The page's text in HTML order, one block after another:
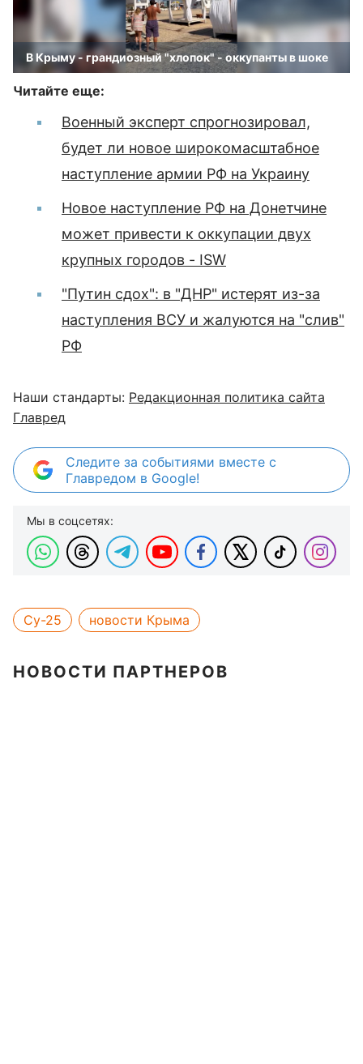
В Крыму - грандиозный "хлопок" - оккупанты в шоке
Читайте еще:
Военный эксперт спрогнозировал,
будет ли новое широкомасштабное
наступление армии РФ на Украину
Новое наступление РФ на Донетчине
может привести к оккупации двух
крупных городов - ISW
"Путин сдох": в "ДНР" истерят из-за
наступления ВСУ и жалуются на "слив"
РФ
Наши стандарты: Редакционная политика сайта
Главред
Следите за событиями вместе с
Главредом в Google!
Мы в соцсетях:
Су-25 новости Крыма
НОВОСТИ ПАРТНЕРОВ